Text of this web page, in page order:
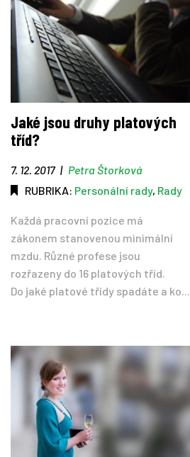
Jaké jsou druhy platových
tříd?
7. 12. 2017 | Petra Štorková
RUBRIKA: Personální rady, Rady
Každá pracovní pozice má
zákonem stanovenou minimální
mzdu. Různé profese jsou
rozřazeny do 16 platových tříd.
Do jaké platové třídy spadáte a ko...